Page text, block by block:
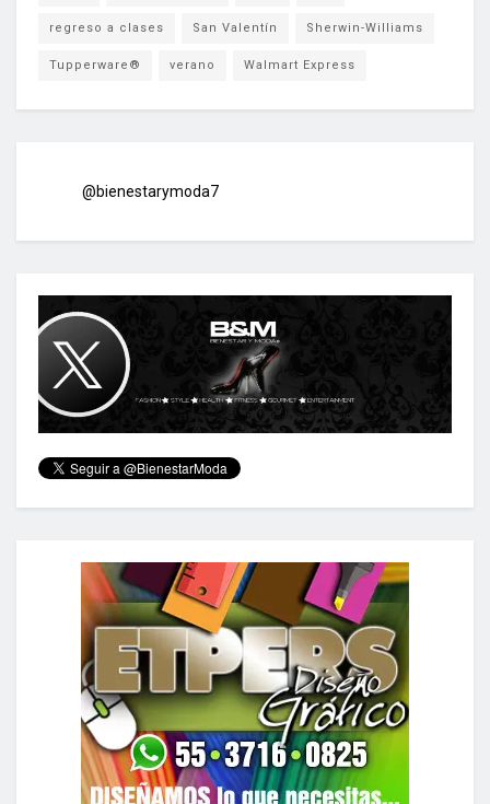
regreso a clases San Valentín Sherwin-Williams
Tupperware® verano Walmart Express
@bienestarymoda7